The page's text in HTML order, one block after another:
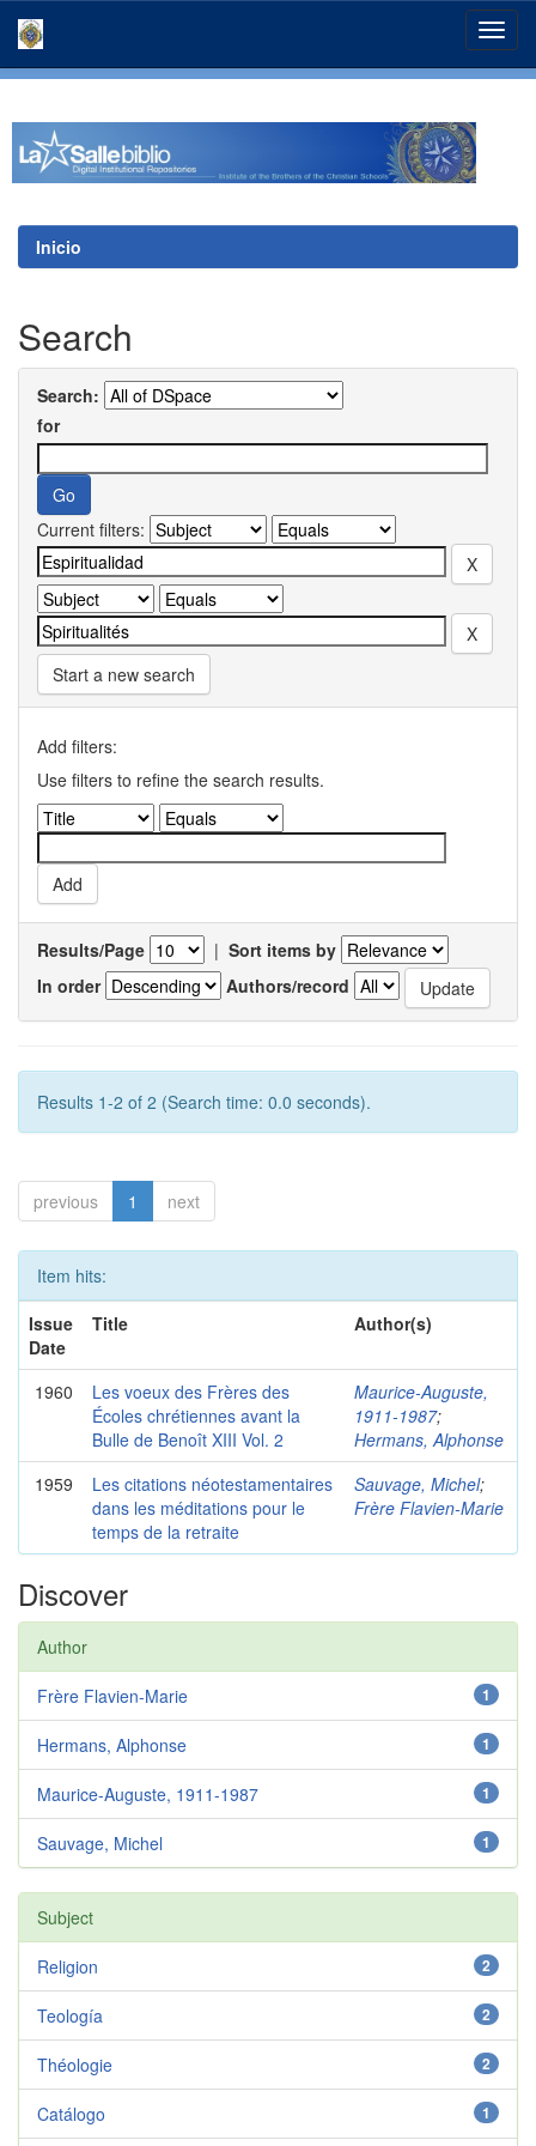
Inicio
Search
Search:
for
Current filters:
Start a new search
Add filters:
Use filters to refine the search results.
Results/Page | Sort items by
In order
Authors/record
Results 1-2 of 2 (Search time: 0.0 seconds).
previous 1 next
Item hits:
Issue
Date
Title Author(s)
1960
Les voeux des Frères des
Écoles chrétiennes avant la
Bulle de Benoît XIII Vol. 2
Maurice-Auguste,
1911-1987;
Hermans, Alphonse
1959
Les citations néotestamentaires
dans les méditations pour le
temps de la retraite
Sauvage, Michel;
Frère Flavien-Marie
Discover
Author
1
Frère Flavien-Marie
1
Hermans, Alphonse
1
Maurice-Auguste, 1911-1987
1
Sauvage, Michel
Subject
2
Religion
2
Teología
2
Théologie
1
Catálogo